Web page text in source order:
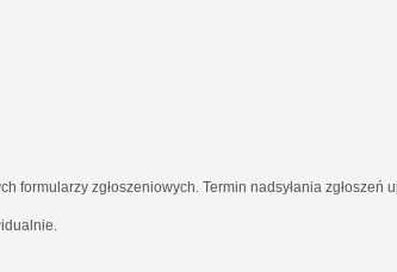
formularzy zgłoszeniowych. Termin nadsyłania zgłoszeń